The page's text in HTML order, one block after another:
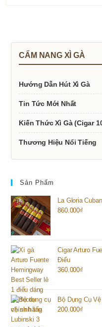
CẨM NANG XÌ GÀ
Hướng Dẫn Hút Xì Gà
Tin Tức Mới Nhất
Kiến Thức Xì Gà (Cigar
Thương Hiệu Nổi Tiếng
Sản Phẩm
La Gloria
860.000₫
Cigar Arturo
Điếu
360.000₫
Bộ Dụng Cụ
200.000₫